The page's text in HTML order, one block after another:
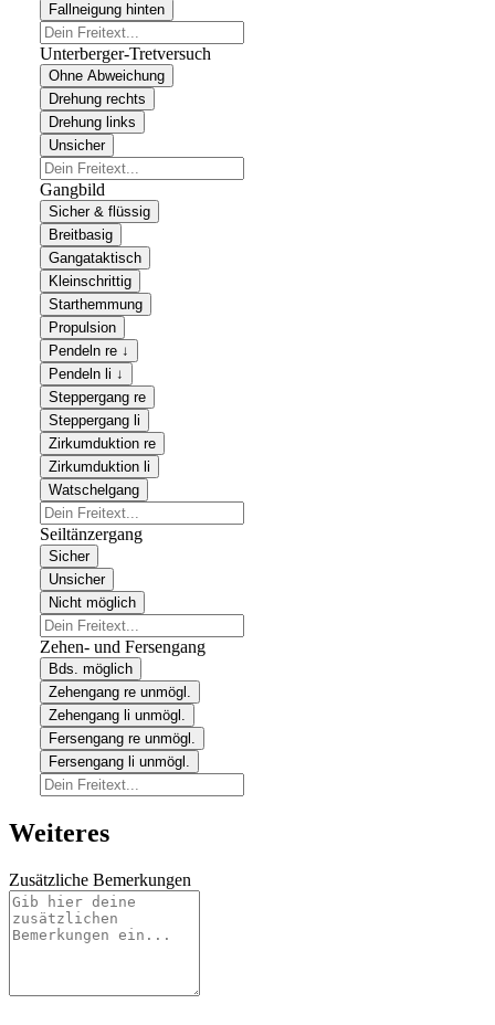
Fallneigung hinten
Unterberger-Tretversuch
Ohne Abweichung
Drehung rechts
Drehung links
Unsicher
Gangbild
Sicher & flüssig
Breitbasig
Gangataktisch
Kleinschrittig
Starthemmung
Propulsion
Pendeln re ↓
Pendeln li ↓
Steppergang re
Steppergang li
Zirkumduktion re
Zirkumduktion li
Watschelgang
Seiltänzergang
Sicher
Unsicher
Nicht möglich
Zehen- und Fersengang
Bds. möglich
Zehengang re unmögl.
Zehengang li unmögl.
Fersengang re unmögl.
Fersengang li unmögl.
Weiteres
Zusätzliche Bemerkungen